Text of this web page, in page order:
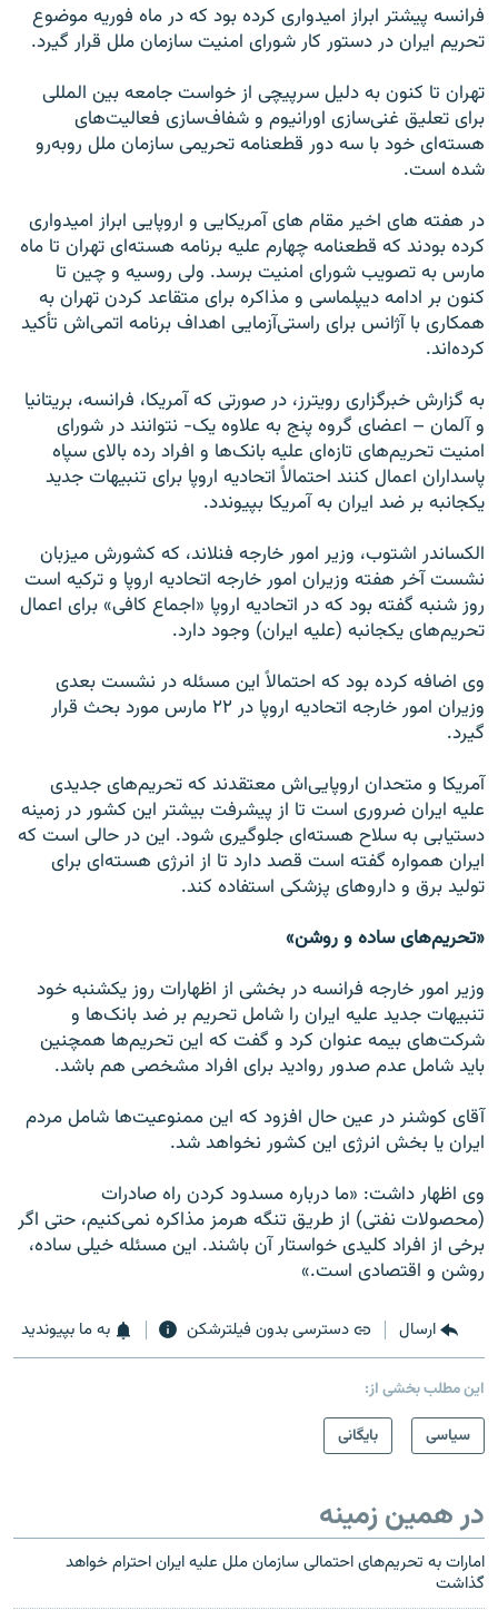
فرانسه پيشتر ابراز اميدوارى كرده بود كه در ماه فوريه موضوع
تحريم ايران در دستور كار شوراى امنيت سازمان ملل قرار گيرد.
تهران تا كنون به دليل سرپيچى از خواست جامعه بين المللى
براى تعليق غنى‌سازى اورانيوم و شفاف‌سازى فعاليت‌هاى
هسته‌اى خود با سه دور قطعنامه تحريمى سازمان ملل روبه‌رو
شده است.
در هفته هاى اخير مقام هاى آمريكايى و اروپايى ابراز اميدوارى
كرده بودند كه قطعنامه چهارم عليه برنامه هسته‌اى تهران تا ماه
مارس به تصويب شوراى امنيت برسد. ولى روسيه و چين تا
كنون بر ادامه ديپلماسى و مذاكره براى متقاعد كردن تهران به
همكارى با آژانس براى راستى‌آزمايى اهداف برنامه اتمى‌اش تأكيد
كرده‌اند.
به گزارش خبرگزارى رويترز، در صورتى كه آمريكا، فرانسه، بريتانيا
و آلمان – اعضاى گروه پنج به علاوه يک- نتوانند در شوراى
امنيت تحريم‌هاى تازه‌اى عليه بانک‌ها و افراد رده بالاى سپاه
پاسداران اعمال كنند احتمالاً اتحاديه اروپا براى تنبيهات جديد
يكجانبه بر ضد ايران به آمريكا بپيوندد.
الكساندر اشتوب، وزير امور خارجه فنلاند، كه كشورش ميزبان
نشست آخر هفته وزيران امور خارجه اتحاديه اروپا و تركيه است
روز شنبه گفته بود كه در اتحاديه اروپا «اجماع كافى» براى اعمال
تحريم‌هاى يكجانبه (عليه ايران) وجود دارد.
وى اضافه كرده بود كه احتمالاً اين مسئله در نشست بعدى
وزيران امور خارجه اتحاديه اروپا در ۲۲ مارس مورد بحث قرار
گيرد.
آمريكا و متحدان اروپايى‌اش معتقدند كه تحريم‌هاى جديدی
عليه ايران ضرورى است تا از پيشرفت بيشتر اين كشور در زمينه
دستيابى به سلاح هسته‌اى جلوگيرى شود. اين در حالى است كه
ايران همواره گفته است قصد دارد تا از انرژى هسته‌اى براى
توليد برق و داروهاى پزشكى استفاده كند.
«تحريم‌هاى ساده و روشن»
وزير امور خارجه فرانسه در بخشى از اظهارات روز يكشنبه خود
تنبيهات جديد عليه ايران را شامل تحريم بر ضد بانک‌ها و
شركت‌هاى بيمه عنوان كرد و گفت كه اين تحريم‌ها همچنين
بايد شامل عدم صدور رواديد براى افراد مشخصى هم باشد.
آقاى كوشنر در عين حال افزود كه اين ممنوعيت‌ها شامل مردم
ايران يا بخش انرژى اين كشور نخواهد شد.
وى اظهار داشت: «ما درباره مسدود كردن راه صادرات
(محصولات نفتى) از طريق تنگه هرمز مذاکره نمی‌کنیم، حتى اگر
برخى از افراد كليدى خواستار آن باشند. اين مسئله خيلى ساده،
روشن و اقتصادى است.»
ارسال دسترسی بدون فیلترشکن به ما بپیوندید
این مطلب بخشی از:
سیاسی
بایگانی
در همین زمینه
امارات به تحریم‌های احتمالی سازمان ملل علیه ایران احترام خواهد
گذاشت